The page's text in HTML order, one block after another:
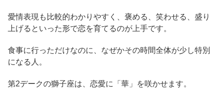
愛情表現も比較的わかりやすく、褒める、笑わせる、盛り
上げるといった形で恋を育てるのが上手です。
食事に行っただけなのに、なぜかその時間全体が少し特別
になる人。
第2デークの獅子座は、恋愛に「華」を咲かせます。